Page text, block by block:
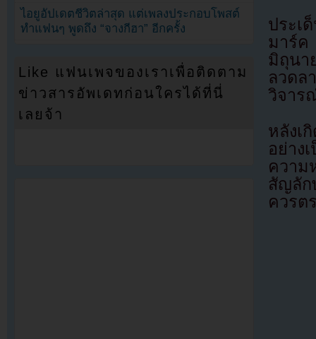
ประเ
มาร์
มิถุน
ลวดล
วิจาร
หลังเ
อย่าง
ความ
สัญลัก
ควรต
ไอยูอัปเดตชีวิตล่าสุด แต่เพลงประกอบโพสต์
ทำแฟนๆ พูดถึง “จางกีฮา” อีกครั้ง
Like แฟนเพจของเราเพื่อติดตาม
ข่าวสารอัพเดทก่อนใครได้ที่นี่
เลยจ้า